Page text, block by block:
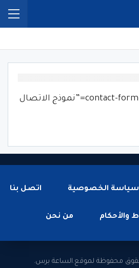
[contact-form-7 id=”10179″ title=”نموذج الاتصال
سياسة الخصوصية اتصل بنا
والأحكام من نحن